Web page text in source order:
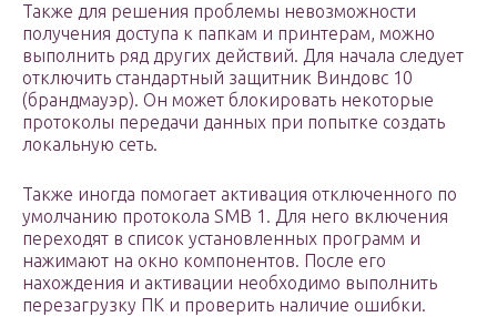
Также для решения проблемы невозможности
получения доступа к папкам и принтерам, можно
выполнить ряд других действий. Для начала следует
отключить стандартный защитник Виндовс 10
(брандмауэр). Он может блокировать некоторые
протоколы передачи данных при попытке создать
локальную сеть.
Также иногда помогает активация отключенного по
умолчанию протокола SMB 1. Для него включения
переходят в список установленных программ и
нажимают на окно компонентов. После его
нахождения и активации необходимо выполнить
перезагрузку ПК и проверить наличие ошибки.